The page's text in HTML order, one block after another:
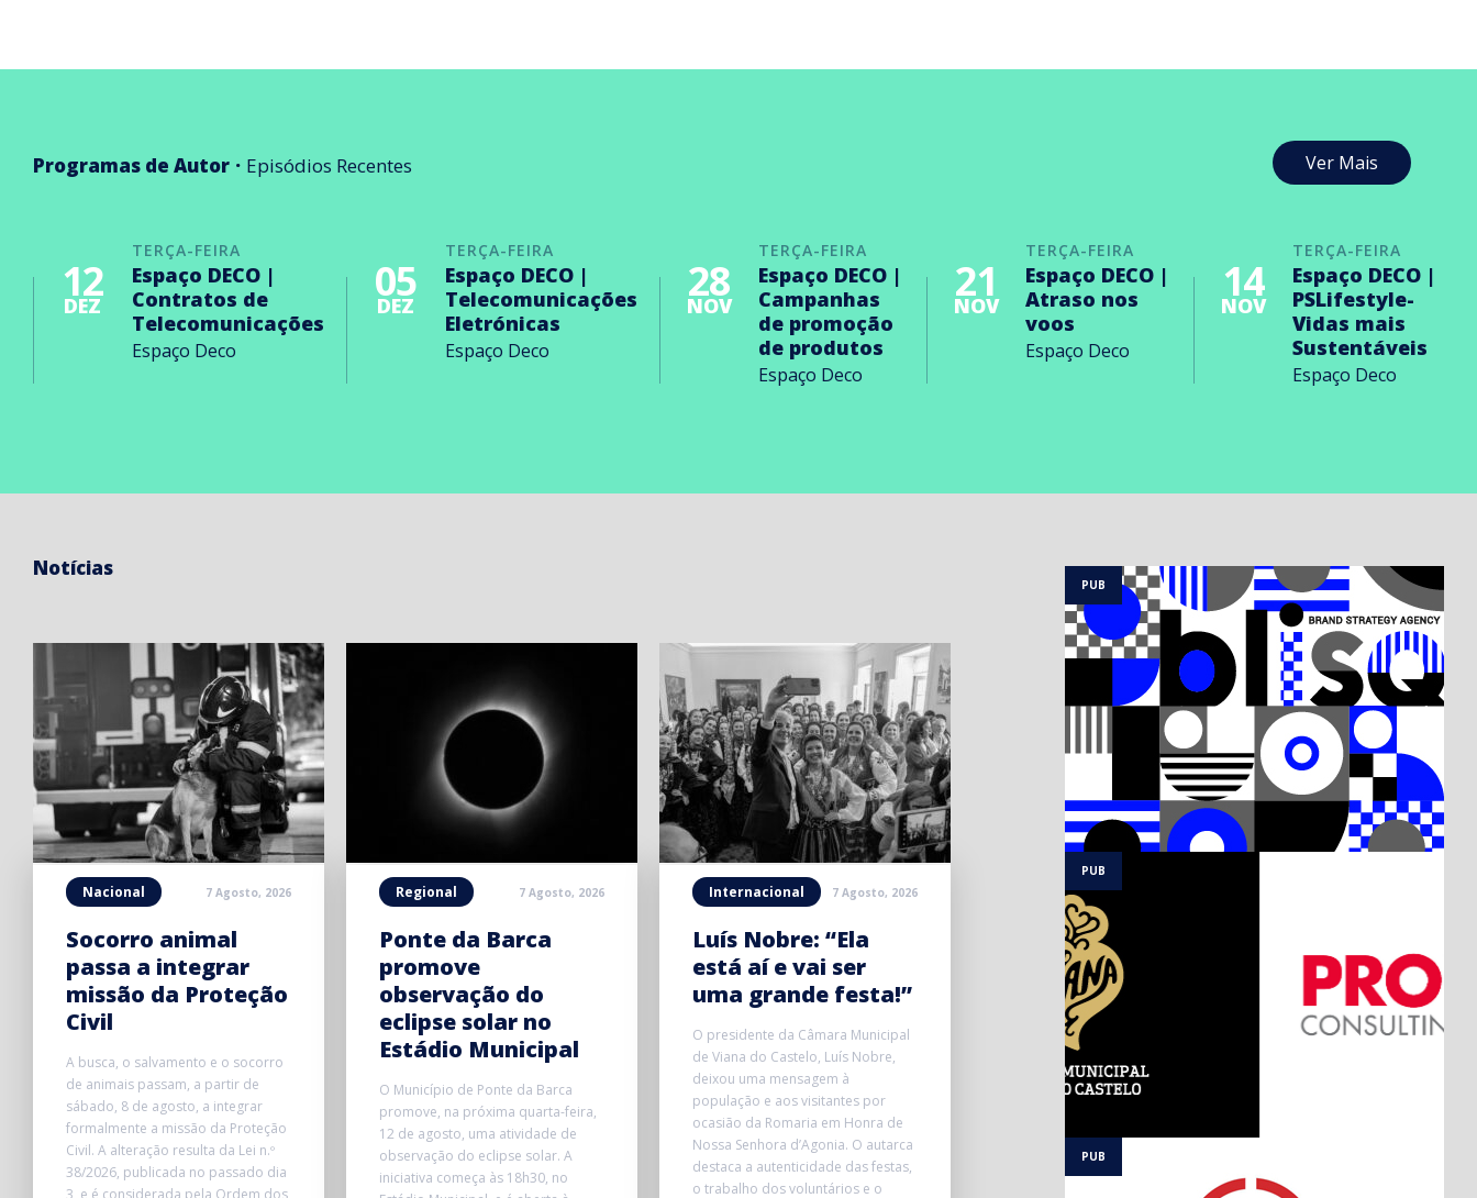
Programas de Autor Episódios Recentes Ver Mais
TERÇA-FEIRA
12
DEZ
Espaço DECO |
Contratos de
Telecomunicações
Espaço Deco
TERÇA-FEIRA
05
DEZ
Espaço DECO |
Telecomunicações
Eletrónicas
Espaço Deco
TERÇA-FEIRA
28
NOV
Espaço DECO |
Campanhas
de promoção
de produtos
Espaço Deco
TERÇA-FEIRA
21
NOV
Espaço DECO |
Atraso nos
voos
Espaço Deco
TERÇA-FEIRA
14
NOV
Espaço DECO |
PSLifestyle-
Vidas mais
Sustentáveis
Espaço Deco
Notícias
Nacional 7 Agosto, 2026
Socorro animal
passa a integrar
missão da Proteção
Civil
A busca, o salvamento e o socorro
de animais passam, a partir de
sábado, 8 de agosto, a integrar
formalmente a missão da Proteção
Civil. A alteração resulta da Lei n.º
38/2026, publicada no passado dia
3, e é considerada pela Ordem dos
Regional 7 Agosto, 2026
Ponte da Barca
promove
observação do
eclipse solar no
Estádio Municipal
O Município de Ponte da Barca
promove, na próxima quarta-feira,
12 de agosto, uma atividade de
observação do eclipse solar. A
iniciativa começa às 18h30, no
Internacional 7 Agosto, 2026
Luís Nobre: “Ela
está aí e vai ser
uma grande festa!”
O presidente da Câmara Municipal
de Viana do Castelo, Luís Nobre,
deixou uma mensagem à
população e aos visitantes por
ocasião da Romaria em Honra de
Nossa Senhora d’Agonia. O autarca
destaca a autenticidade das festas,
o trabalho dos voluntários e o